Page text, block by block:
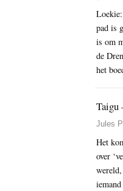
pad is
is om
de
het
Taigu
Jules
Het
over